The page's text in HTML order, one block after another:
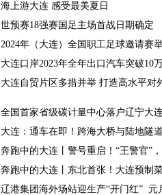
海上游大连 感受最美夏日
世预赛18强赛国足主场首战日期确定
2024年（大连）全国职工足球邀请赛
大连口岸2023年全年出口汽车突破10
大连自贸片区多措并举 打造高水平对
全国首家省级碳计量中心落户辽宁大
大连：通车在即！跨海大桥与陆地隧
奔跑中的大连丨警号重启！“王警官”
奔跑中的大连丨东北首张！大连预制
辽港集团海外场站迎生产“开门红” 元